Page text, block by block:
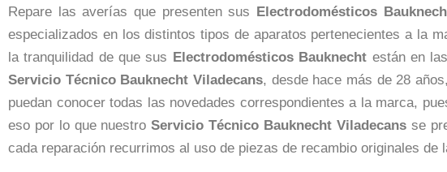
Repare las averías que presenten sus Electrodomésticos
especializados en los distintos tipos de aparatos pertenecientes a la
la tranquilidad de que sus Electrodomésticos Bauknecht están en
Servicio Técnico Bauknecht Viladecans, desde hace más de 28
puedan conocer todas las novedades correspondientes a la marca,
eso por lo que nuestroServicio Técnico Bauknecht Viladecans se
cada reparación recurrimos al uso de piezas de recambio originales de